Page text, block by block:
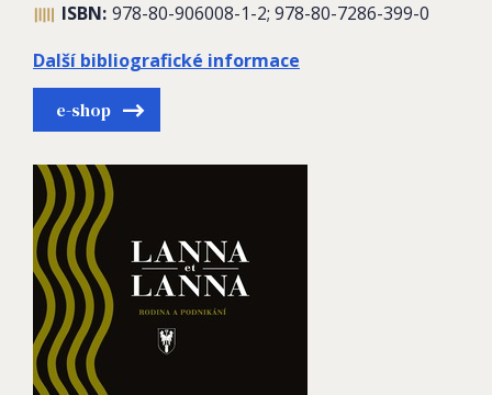
ISBN: 978-80-906008-1-2; 978-80-7286-399-0
Další bibliografické informace
e-shop